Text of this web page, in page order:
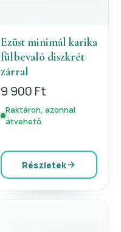
Ezüst minimál karika
fülbevaló diszkrét
zárral
9 900 Ft
Raktáron, azonnal
átvehető
Részletek